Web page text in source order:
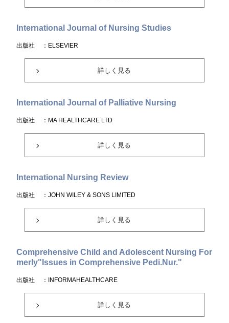
International Journal of Nursing Studies
出版社 ：ELSEVIER
詳しく見る
International Journal of Palliative Nursing
出版社 ：MA HEALTHCARE LTD
詳しく見る
International Nursing Review
出版社 ：JOHN WILEY & SONS LIMITED
詳しく見る
Comprehensive Child and Adolescent Nursing For
merly"Issues in Comprehensive Pedi.Nur."
出版社 ：INFORMAHEALTHCARE
詳しく見る